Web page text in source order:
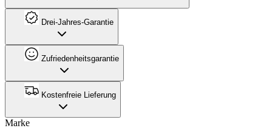
Drei-Jahres-Garantie
Zufriedenheitsgarantie
Kostenfreie Lieferung
Marke